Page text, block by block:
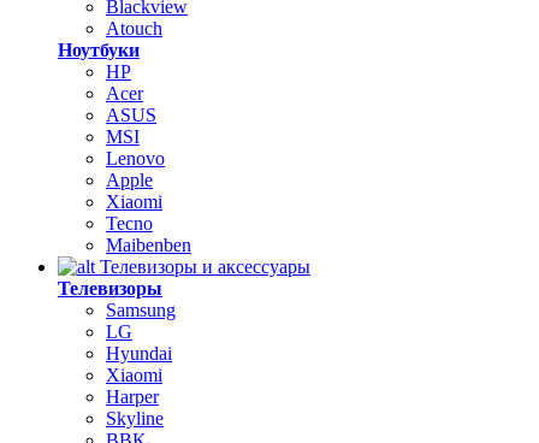
Blackview
Atouch
Ноутбуки
HP
Acer
ASUS
MSI
Lenovo
Apple
Xiaomi
Tecno
Maibenben
Телевизоры и аксессуары
Телевизоры
Samsung
LG
Hyundai
Xiaomi
Harper
Skyline